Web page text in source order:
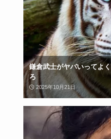
鎌倉武士がヤバいってよ
ろ
2025年10月21日